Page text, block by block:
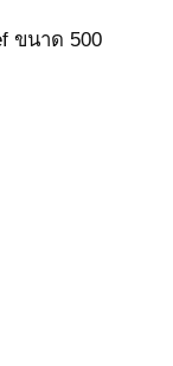
ขนาด 500